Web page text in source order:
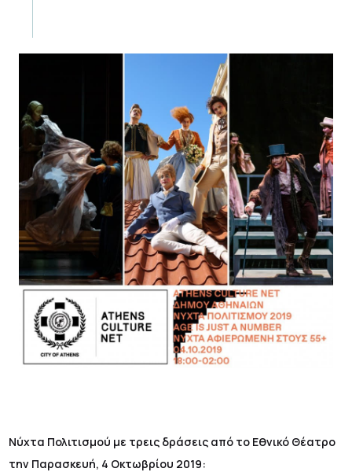
Νύχτα Πολιτισμού με τρεις δράσεις από το Εθνικό Θέατρο
την Παρασκευή, 4 Οκτωβρίου 2019: